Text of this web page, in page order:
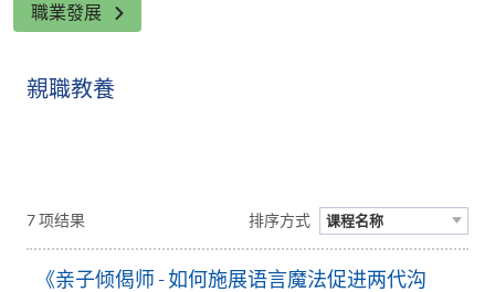
職業發展
親職教養
7 项结果 排序方式 课程名称
《亲子倾偈师 - 如何施展语言魔法促进两代沟